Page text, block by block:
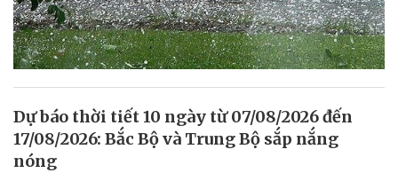
Dự báo thời tiết 10 ngày từ 07/08/2026 đến
17/08/2026: Bắc Bộ và Trung Bộ sắp nắng
nóng